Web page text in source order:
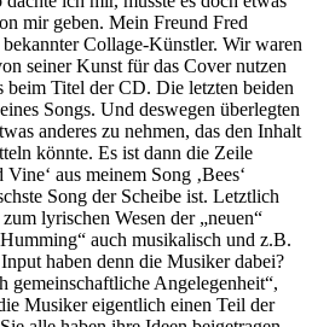
mir geben. Mein Freund Fred
Collage-Künstler. Wir waren
seiner Kunst für das Cover nutzen
Titel der CD. Die letzten beiden
Songs. Und deswegen überlegten
anderes zu nehmen, das den Inhalt
könnte. Es ist dann die Zeile
aus meinem Song ‚Bees‘
Song der Scheibe ist. Letztlich
lyrischen Wesen der „neuen“
auch musikalisch und z.B.
haben denn die Musiker dabei?
gemeinschaftliche Angelegenheit“,
Musiker eigentlich einen Teil der